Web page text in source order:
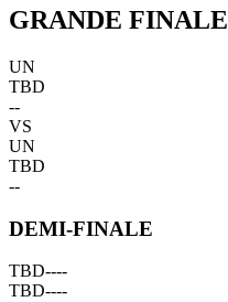
GRANDE FINALE
UN
TBD
--
VS
UN
TBD
--
DEMI-FINALE
TBD----
TBD----